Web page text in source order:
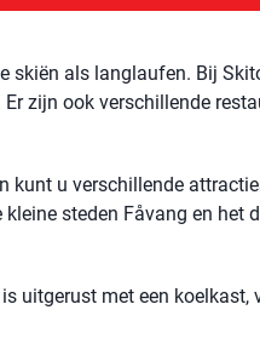
skiën als langlaufen. Bij
zijn ook verschillende
kunt u verschillende
steden Fåvang en het
uitgerust met een koelkast,